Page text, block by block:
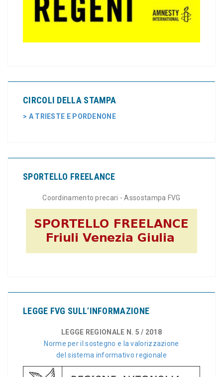
CIRCOLI DELLA STAMPA
> A TRIESTE E PORDENONE
SPORTELLO FREELANCE
Coordinamento precari - Assostampa FVG
LEGGE FVG SULL’INFORMAZIONE
LEGGE REGIONALE N. 5 / 2018
Norme per il sostegno e la valorizzazione
del sistema informativo regionale